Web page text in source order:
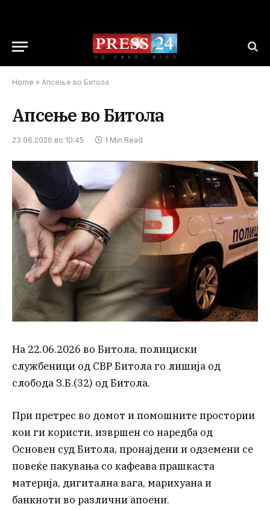
Home » Апсење во Битола
Апсење во Битола
23.06.2026 во 10:45 1 Min Read
На 22.06.2026 во Битола, полициски
службеници од СВР Битола го лишија од
слобода З.Б.(32) од Битола.
При претрес во домот и помошните простории
кои ги користи, извршен со наредба од
Основен суд Битола, пронајдени и одземени се
повеќе пакувања со кафеава прашкаста
материја, дигитална вага, марихуана и
банкноти во различни апоени.